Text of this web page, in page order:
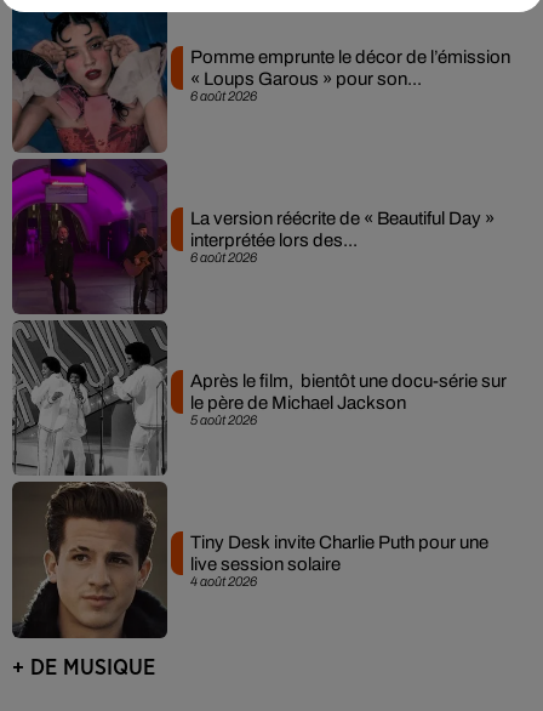
6 août 2026
Pomme emprunte le décor de l’émission
« Loups Garous » pour son...
6 août 2026
La version réécrite de « Beautiful Day »
interprétée lors des...
5 août 2026
Après le film, bientôt une docu-série sur
le père de Michael Jackson
4 août 2026
Tiny Desk invite Charlie Puth pour une
live session solaire
+ DE MUSIQUE